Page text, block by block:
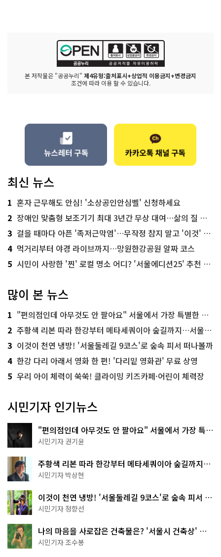
본 저작물은 "공공누리" 제4유형:출처표시+상업적 이용금지+변경금지
조건에 따라 이용 할 수 있습니다.
최신 뉴스
1 혼자 근무해도 안심! '소상공인안심벨' 신청하세요
2 장애인 맞춤형 보조기기 최대 3년간 무상 대여…삶의 질 높인다
3 걸을 때마다 아픈 '족저근막염'…무작정 참지 말고 '이것' 해보세요!
4 먹거리부터 야경 라이브까지…망원한강공원 알짜 코스
5 시민이 사랑한 '찐' 로컬 명소 어디? '서울에디션25' 추천 코스
많이 본 뉴스
1 "편의점인데 아무것도 안 팔아요" 서울에서 가장 특별한 편의점의 정체
2 주황색 리본 따라 한강부터 메타세쿼이아 숲길까지…서울둘레길 15코스
3 이것이 천연 냉방! '서울둘레길 9코스'로 숲속 피서 떠나볼까
4 한강 다리 아래서 영화 한 편! '다리밑 영화관' 무료 상영
5 우리 아이 체력이 쑥쑥! 클라이밍 키즈카페·어린이 체력장
시민기자 인기뉴스
"편의점인데 아무것도 안 팔아요" 서울에서 가장 특별
한 편의점의 정체
시민기자 권기윤
주황색 리본 따라 한강부터 메타세쿼이아 숲길까지…
서울둘레길 15코스
시민기자 박상현
이것이 천연 냉방! '서울둘레길 9코스'로 숲속 피서 떠
나볼까
시민기자 정향선
나의 마음을 사로잡은 건축물은? '서울시 건축상' 수
상작 공개!
시민기자 조수봉